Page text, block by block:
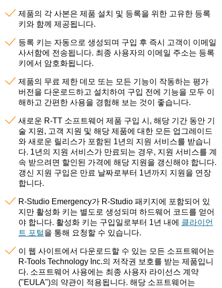
제품의 각 사본은 제품 설치 및 등록을 위한 고유한 등록
키와 함께 제공됩니다.
등록 키는 자동으로 생성되며 구입 후 즉시 고객이 이메일
사서함에 전송됩니다. 최종 사용자의 이메일 주소는 등록
키에서 암호화됩니다.
제품의 무료 제한 데모 또는 모든 기능이 작동하는 평가
버전을 다운로드하고 설치하여 구입 전에 기능을 모두 이
해하고 간편한 사용을 경험해 보는 것이 좋습니다.
새로운 R-TT 소프트웨어 제품 구입 시, 해당 기간 동안 기
술 지원, 고객 지원 및 해당 제품에 대한 모든 업그레이드
와 새로운 릴리스가 포함된 1년의 지원 서비스를 받습니
다. 1년의 지원 서비스가 만료되는 경우, 지원 서비스를 계
속 받으려면 할인된 가격에 해당 지원을 갱신해야 합니다.
갱신 지원 구입은 만료 날짜로부터 1년까지 지원을 연장
합니다.
R-Studio Emergency가 R-Studio 패키지에 포함되어 있
지만 활성화 키는 별도로 생성되며 하드웨어 코드를 얻어
야 합니다. 활성화 키는 구입일로부터 1년 내에 클라이언
트 포털을 통해 요청할 수 있습니다.
이 웹 사이트에서 다운로드할 수 있는 모든 소프트웨어는
R-Tools Technology Inc.의 저작권 보호를 받는 제품입니
다. 소프트웨어 사용에는 최종 사용자 라이선스 계약
("EULA")의 약관이 적용됩니다. 해당 소프트웨어는